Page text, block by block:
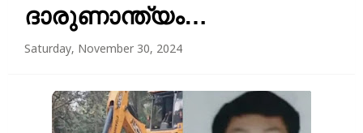
ദാരുണാന്ത്യം…
Saturday, November 30, 2024